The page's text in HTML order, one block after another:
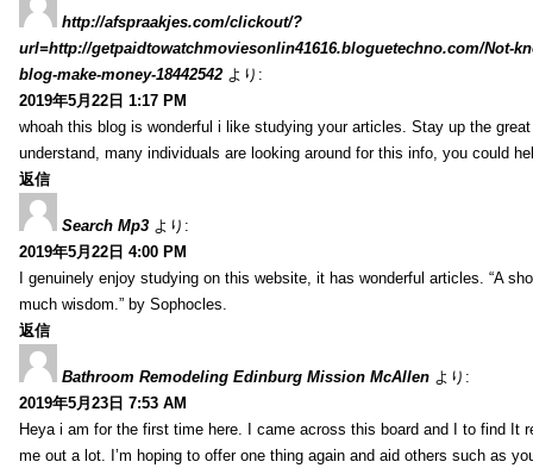
http://afspraakjes.com/clickout/?
url=http://getpaidtowatchmoviesonlin41616.bloguetechno.com/Not-
blog-make-money-18442542 より:
2019年5月22日 1:17 PM
whoah this blog is wonderful i like studying your articles. Stay up the
understand, many individuals are looking around for this info, you could
返信
Search Mp3 より:
2019年5月22日 4:00 PM
I genuinely enjoy studying on this website, it has wonderful articles. “A
much wisdom.” by Sophocles.
返信
Bathroom Remodeling Edinburg Mission McAllen より:
2019年5月23日 7:53 AM
Heya i am for the first time here. I came across this board and I to find It
me out a lot. I’m hoping to offer one thing again and aid others such as